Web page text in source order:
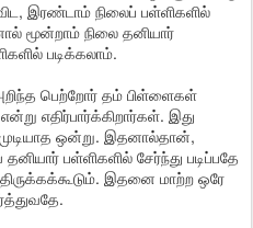
இரண்டாம் நிலைப் பள்ளிகளில்
மூன்றாம் நிலை தனியார்
படிக்கலாம்.
பெற்றோர் தம் பிள்ளைகள்
எதிர்பார்க்கிறார்கள். இது
ஒன்று. இதனால்தான்,
பள்ளிகளில் சேர்ந்து படிப்பதே
இதனை மாற்ற ஒரே